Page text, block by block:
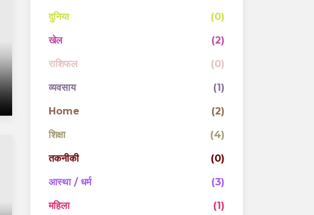
दुनिया (0)
खेल (2)
राशिफल (0)
व्यवसाय (1)
Home (2)
शिक्षा (4)
तकनीकी (0)
आस्था / धर्म (3)
महिला (1)